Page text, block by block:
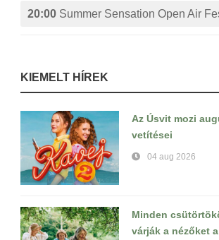
20:00 Summer Sensation Open Air
KIEMELT HÍREK
Az Úsvit mozi
vetítései
04 aug 2026
Minden
várják a nézőket a